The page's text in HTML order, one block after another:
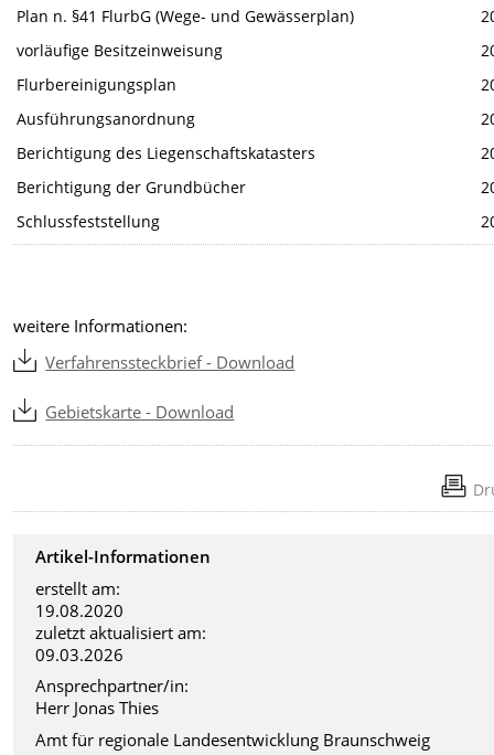
Plan n. §41 FlurbG (Wege- und Gewässerplan)
vorläufige Besitzeinweisung
Flurbereinigungsplan
Ausführungsanordnung
Berichtigung des Liegenschaftskatasters
Berichtigung der Grundbücher
Schlussfeststellung
weitere Informationen:
Verfahrenssteckbrief - Download
Gebietskarte - Download
Artikel-Informationen
erstellt am:
19.08.2020
zuletzt aktualisiert am:
09.03.2026
Ansprechpartner/in:
Herr Jonas Thies
Amt für regionale Landesentwicklung Braunschweig